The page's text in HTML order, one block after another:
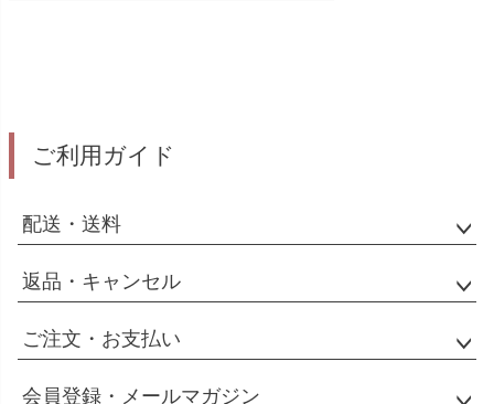
ご利用ガイド
配送・送料
返品・キャンセル
ご注文・お支払い
会員登録・メールマガジン